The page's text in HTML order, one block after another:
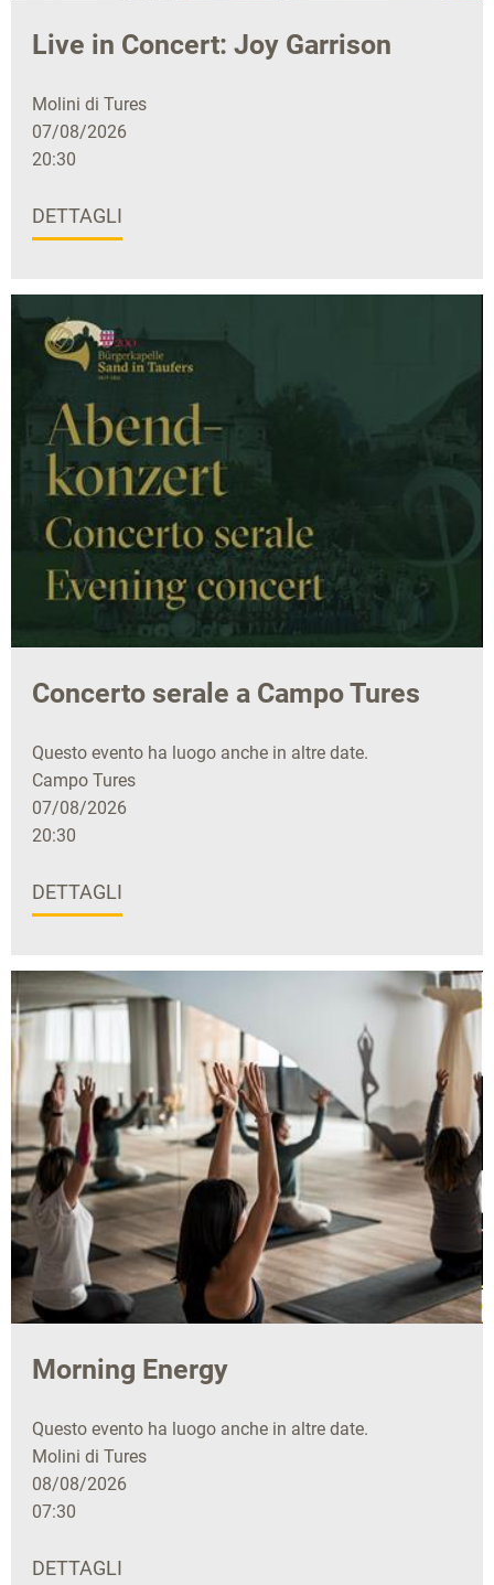
Live in Concert: Joy Garrison
Molini di Tures
07/08/2026
20:30
DETTAGLI
Concerto serale a Campo Tures
Questo evento ha luogo anche in altre date.
Campo Tures
07/08/2026
20:30
DETTAGLI
Morning Energy
Questo evento ha luogo anche in altre date.
Molini di Tures
08/08/2026
07:30
DETTAGLI